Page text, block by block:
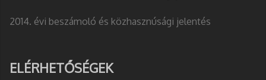
2014. évi beszámoló és közhasznúsági jelentés
ELÉRHETŐSÉGEK